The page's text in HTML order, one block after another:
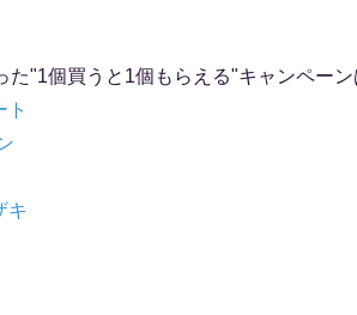
た"1個買うと1個もらえる"キャンペーン
ト
キ